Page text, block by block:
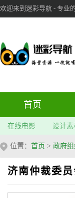
欢迎来到迷彩导航 - 专业
首页
在线电影 设计素
位置： 首页 > 政府组
济南仲裁委